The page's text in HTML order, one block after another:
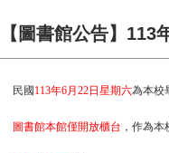
【圖書館公告】113
民國 113年6月22日星期六為本校
圖書館本館僅開放櫃台 ，作為